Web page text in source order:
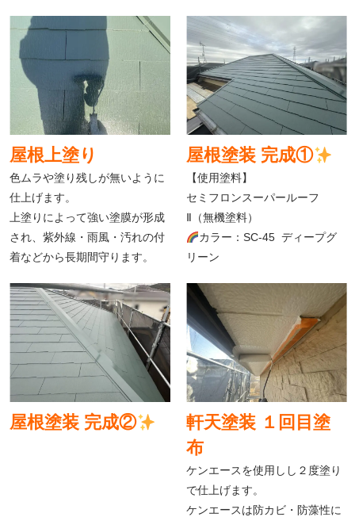
屋根上塗り
色ムラや塗り残しが無いように
仕上げます。
上塗りによって強い塗膜が形成
され、紫外線・雨風・汚れの付
着などから長期間守ります。
屋根塗装 完成①
【使用塗料】
セミフロンスーパールーフ
Ⅱ（無機塗料）
カラー：SC-45 ディープグ
リーン
屋根塗装 完成②
軒天塗装 １回目塗
布
ケンエースを使用しし２度塗り
で仕上げます。
ケンエースは防カビ・防藻性に